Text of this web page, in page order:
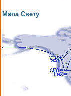
Мапа Свету